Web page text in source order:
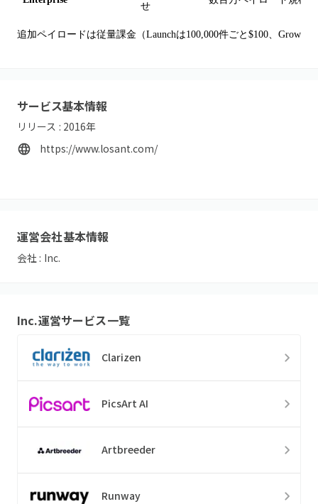
せ
追加ペイロードは従量課金（Launchは100,000件ごと$100、Growth
サービス基本情報
リリース : 2016年
https://www.losant.com/
運営会社基本情報
会社 : Inc.
Inc.運営サービス一覧
Clarizen
PicsArt AI
Artbreeder
Runway